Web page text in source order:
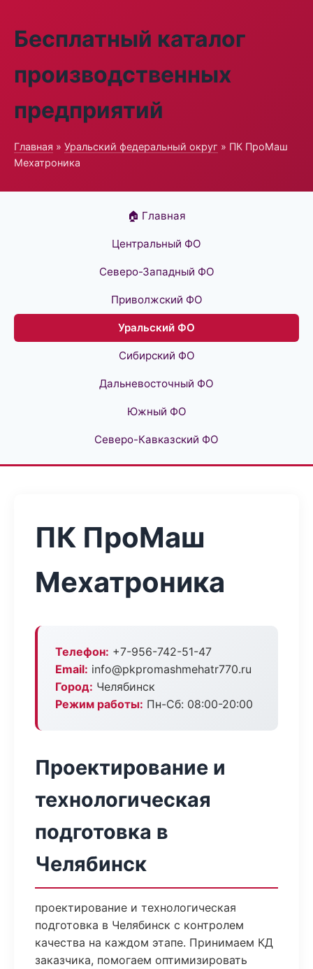
Бесплатный каталог
производственных
предприятий
Главная » Уральский федеральный округ » ПК ПроМаш
Мехатроника
🏠 Главная
Центральный ФО
Северо-Западный ФО
Приволжский ФО
Уральский ФО
Сибирский ФО
Дальневосточный ФО
Южный ФО
Северо-Кавказский ФО
ПК ПроМаш
Мехатроника
Телефон: +7-956-742-51-47
Email: info@pkpromashmehatr770.ru
Город: Челябинск
Режим работы: Пн-Сб: 08:00-20:00
Проектирование и
технологическая
подготовка в
Челябинск
проектирование и технологическая
подготовка в Челябинск с контролем
качества на каждом этапе. Принимаем КД
заказчика, помогаем оптимизировать